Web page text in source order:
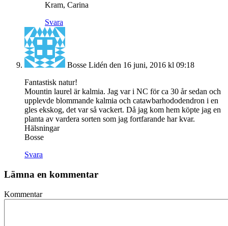
Kram, Carina
Svara
Bosse Lidén den 16 juni, 2016 kl 09:18
Fantastisk natur!
Mountin laurel är kalmia. Jag var i NC för ca 30 år sedan och
upplevde blommande kalmia och catawbarhododendron i en
gles ekskog, det var så vackert. Då jag kom hem köpte jag en
planta av vardera sorten som jag fortfarande har kvar.
Hälsningar
Bosse
Svara
Lämna en kommentar
Kommentar